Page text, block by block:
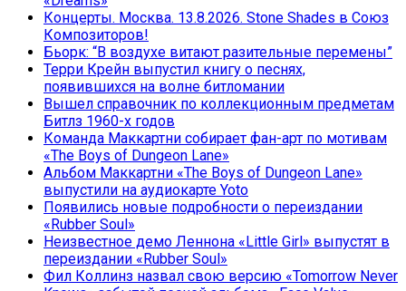
Концерты. Москва. 13.8.2026. Stone Shades в Союз
Композиторов!
Бьорк: “В воздухе витают разительные перемены”
Терри Крейн выпустил книгу о песнях,
появившихся на волне битломании
Вышел справочник по коллекционным предметам
Битлз 1960-х годов
Команда Маккартни собирает фан-арт по мотивам
«The Boys of Dungeon Lane»
Альбом Маккартни «The Boys of Dungeon Lane»
выпустили на аудиокарте Yoto
Появились новые подробности о переиздании
«Rubber Soul»
Неизвестное демо Леннона «Little Girl» выпустят в
переиздании «Rubber Soul»
Фил Коллинз назвал свою версию «Tomorrow Never